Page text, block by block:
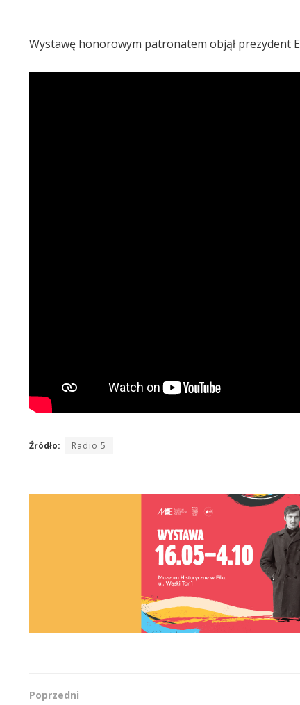
Wystawę honorowym patronatem objął prezydent
Źródło: Radio 5
Poprzedni